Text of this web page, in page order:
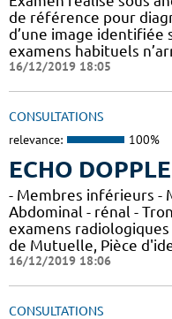
de référence pour
d’une image identifiée
examens habituels
16/12/2019 18:05
CONSULTATIONS
relevance: 100%
ECHO
- Membres inférieurs -
Abdominal - rénal -
examens
de Mutuelle, Pièce
16/12/2019 18:06
CONSULTATIONS